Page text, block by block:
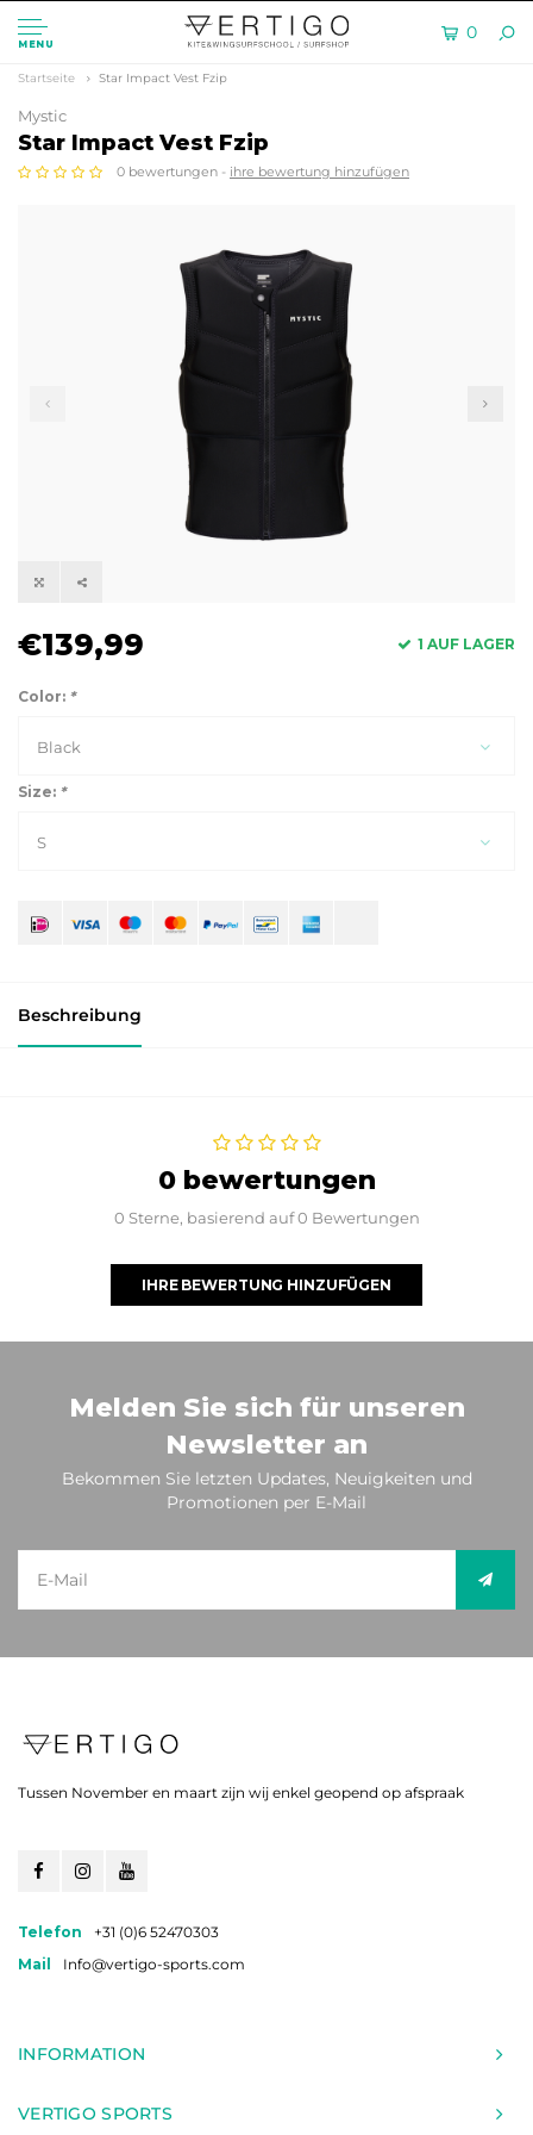
MENU
0
Startseite Star Impact Vest Fzip
Mystic
Star Impact Vest Fzip
0 bewertungen - ihre bewertung hinzufügen
€139,99 1 AUF LAGER
Color: *
Black
Size: *
S
Beschreibung
0 bewertungen
0 Sterne, basierend auf 0 Bewertungen
IHRE BEWERTUNG HINZUFÜGEN
Melden Sie sich für unseren
Newsletter an
Bekommen Sie letzten Updates, Neuigkeiten und
Promotionen per E-Mail
Tussen November en maart zijn wij enkel geopend op afspraak
Telefon
+31 (0)6 52470303
Mail
Info@vertigo-sports.com
INFORMATION
VERTIGO SPORTS